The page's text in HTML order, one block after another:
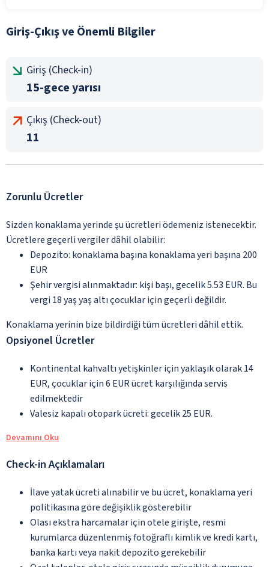
Giriş-Çıkış ve Önemli Bilgiler
Giriş (Check-in)
15-gece yarısı
Çıkış (Check-out)
11
Zorunlu Ücretler
Sizden konaklama yerinde şu ücretleri ödemeniz istenecektir.
Ücretlere geçerli vergiler dâhil olabilir:
Depozito: konaklama başına konaklama yeri başına 200
EUR
Şehir vergisi alınmaktadır: kişi başı, gecelik 5.53 EUR. Bu
vergi 18 yaş yaş altı çocuklar için geçerli değildir.
Konaklama yerinin bize bildirdiği tüm ücretleri dâhil ettik.
Opsiyonel Ücretler
Kontinental kahvaltı yetişkinler için yaklaşık olarak 14
EUR, çocuklar için 6 EUR ücret karşılığında servis
edilmektedir
Valesiz kapalı otopark ücreti: gecelik 25 EUR.
Devamını Oku
Check-in Açıklamaları
İlave yatak ücreti alınabilir ve bu ücret, konaklama yeri
politikasına göre değişiklik gösterebilir
Olası ekstra harcamalar için otele girişte, resmi
kurumlarca düzenlenmiş fotoğraflı kimlik ve kredi kartı,
banka kartı veya nakit depozito gerekebilir